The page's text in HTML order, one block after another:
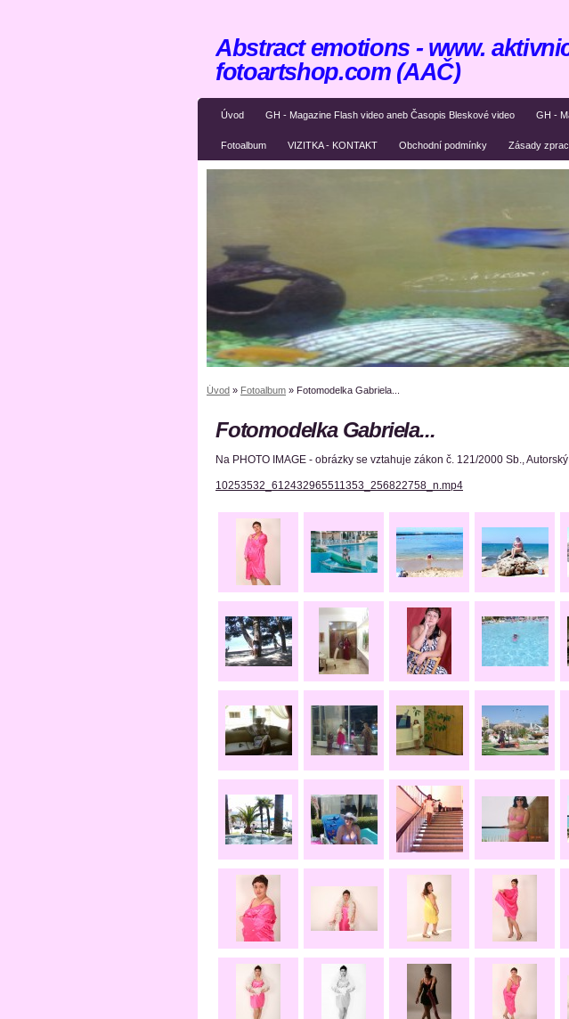
Úvod GH - Magazine Flash video aneb Časopis Bleskové video GH -
Fotoalbum VIZITKA - KONTAKT Obchodní podmínky Zásady
Abstract emotions - www.
fotoartshop.com (AAČ)
Úvod » Fotoalbum » Fotomodelka Gabriela...
Fotomodelka Gabriela...
Na PHOTO IMAGE - obrázky se vztahuje zákon č. 121/2000 Sb.,
10253532_612432965511353_256822758_n.mp4